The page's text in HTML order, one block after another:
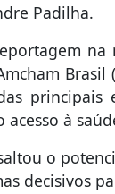
Padilha.
Brasil
à
o
decisivos